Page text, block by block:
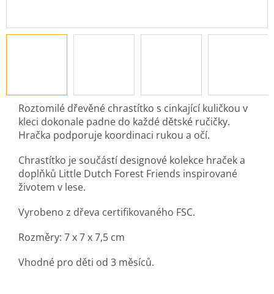
Roztomilé dřevěné chrastítko s cinkající kuličkou v
kleci dokonale padne do každé dětské ručičky.
Hračka podporuje koordinaci rukou a očí.
Chrastítko je součástí designové kolekce hraček a
doplňků Little Dutch Forest Friends inspirované
životem v lese.
Vyrobeno z dřeva certifikovaného FSC.
Rozměry: 7 x 7 x 7,5 cm
Vhodné pro děti od 3 měsíců.